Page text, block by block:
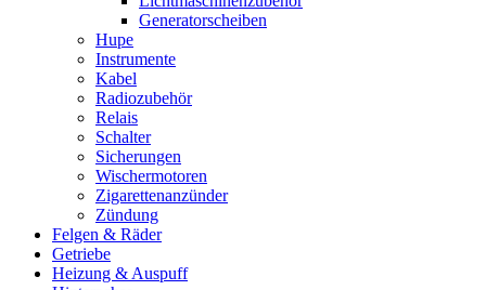
Generatorscheiben
Hupe
Instrumente
Kabel
Radiozubehör
Relais
Schalter
Sicherungen
Wischermotoren
Zigarettenanzünder
Zündung
Felgen & Räder
Getriebe
Heizung & Auspuff